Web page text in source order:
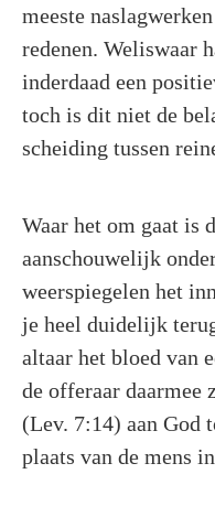
meeste
redenen. Weliswaar
inderdaad een
toch is dit niet de
scheiding tussen
Waar het om gaat is
aanschouwelijk
weerspiegelen het
je heel duidelijk
altaar het bloed van
de offeraar daarmee
(Lev. 7:14) aan God
plaats van de mens